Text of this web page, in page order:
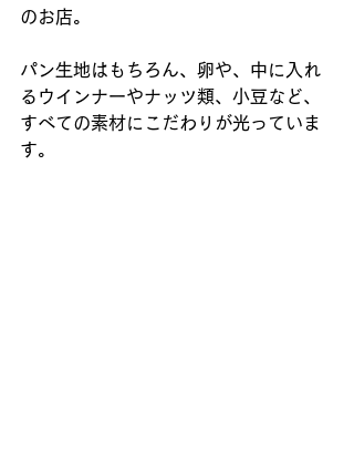
のお店。
パン生地はもちろん、卵や、中に入れ
るウインナーやナッツ類、小豆など、
すべての素材にこだわりが光っていま
す。